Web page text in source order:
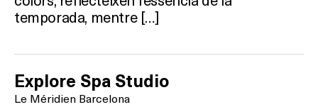
SALES
temporada, mentre […]
Explore Spa Studio
Le Méridien Barcelona